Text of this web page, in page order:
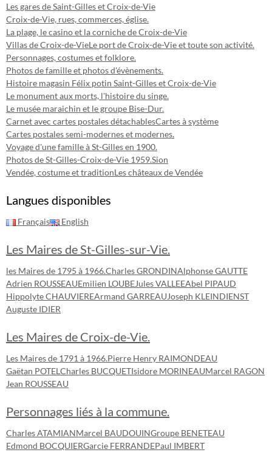
Les gares de Saint-Gilles et Croix-de-Vie
Croix-de-Vie, rues, commerces, église.
La plage, le casino et la corniche de Croix-de-Vie
Villas de Croix-de-VieLe port de Croix-de-Vie et toute son activité.
Personnages, costumes et folklore.
Photos de famille et photos d'évènements.
Histoire magasin Félix potin Saint-Gilles et Croix-de-Vie
Le monument aux morts, l'histoire du singe.
Le musée maraichin et le groupe Bise-Dur.
Carnet avec cartes postales détachablesCartes à système
Cartes postales semi-modernes et modernes.
Voyage d'une famille à St-Gilles en 1900.
Photos de St-Gilles-Croix-de-Vie 1959.Sion
Vendée, costume et traditionLes châteaux de Vendée
Langues disponibles
Français English
Les Maires de St-Gilles-sur-Vie.
les Maires de 1795 à 1966.Charles GRONDINAlphonse GAUTTE
Adrien ROUSSEAUEmilien LOUBEJules VALLEEAbel PIPAUD
Hippolyte CHAUVIEREArmand GARREAUJoseph KLEINDIENST
Auguste IDIER
Les Maires de Croix-de-Vie.
Les Maires de 1791 à 1966.Pierre Henry RAIMONDEAU
Gaëtan POTEL Charles BUCQUETIsidore MORINEAUMarcel RAGON
Jean ROUSSEAU
Personnages liés à la commune.
Charles ATAMIANMarcel BAUDOUINGroupe BENETEAU
Edmond BOCQUIERGarcie FERRANDEPaul IMBERT